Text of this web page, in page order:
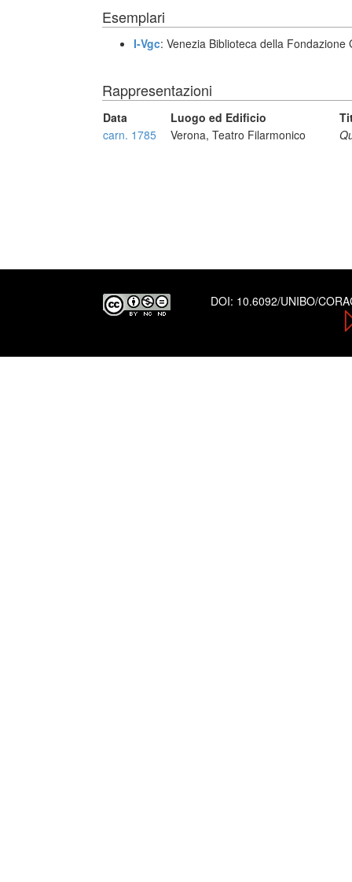
Esemplari
I-Vgc: Venezia Biblioteca della Fondazione
Rappresentazioni
Data Luogo ed Edificio
carn. 1785
Verona, Teatro Filarmonico
DOI: 10.6092/UNIBO/